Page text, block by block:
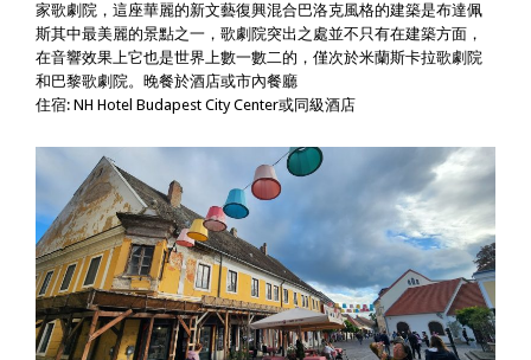
家歌劇院，這座華麗的新文藝復興混合巴洛克風格的建築是布達佩
斯其中最美麗的景點之一，歌劇院突出之處並不只有在建築方面，
在音響效果上它也是世界上數一數二的，僅次於米蘭斯卡拉歌劇院
和巴黎歌劇院。晚餐於酒店或市內餐廳
住宿: NH Hotel Budapest City Center或同級酒店